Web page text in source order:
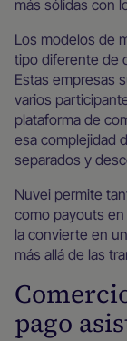
más sólidas con
Los modelos de
tipo diferente de
Estas empresas
varios
plataforma de
esa complejidad
separados y
Nuvei permite
como payouts
la convierte en
más allá de las
pago